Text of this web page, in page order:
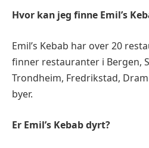
Hvor kan jeg finne Emil’s
Emil’s Kebab har over 20
finner restauranter i Bergen,
Trondheim, Fredrikstad,
byer.
Er Emil’s Kebab dyrt?